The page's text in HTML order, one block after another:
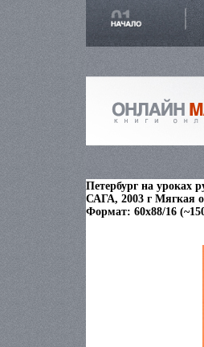
Петербург на уроках
САГА, 2003 г Мягкая
Формат: 60x88/16